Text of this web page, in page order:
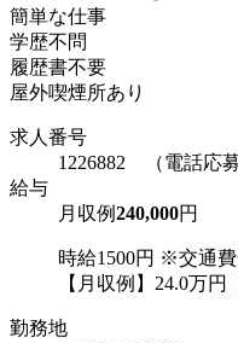
簡単な仕事
学歴不問
履歴書不要
屋外喫煙所あり
求人番号
1226882 （電話応
給与
月収例240,000円
時給1500円 ※交通費
【月収例】24.0万
勤務地